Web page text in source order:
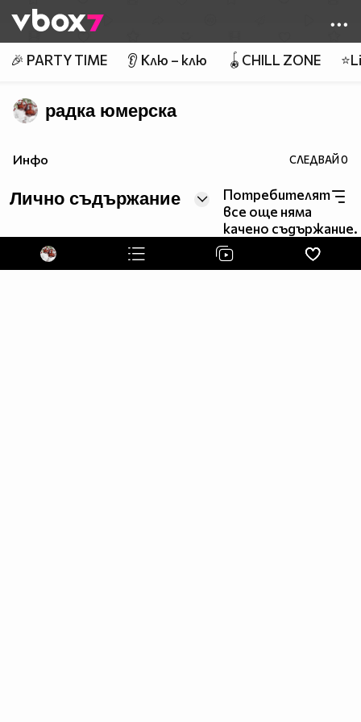
👾
🎉 PARTY TIME 👂 Клю – клю 🪀CHILL ZONE
радка юмерска
Инфо СЛЕДВАЙ0
Лично съдържание
Потребителят
все още няма
качено съдържание.